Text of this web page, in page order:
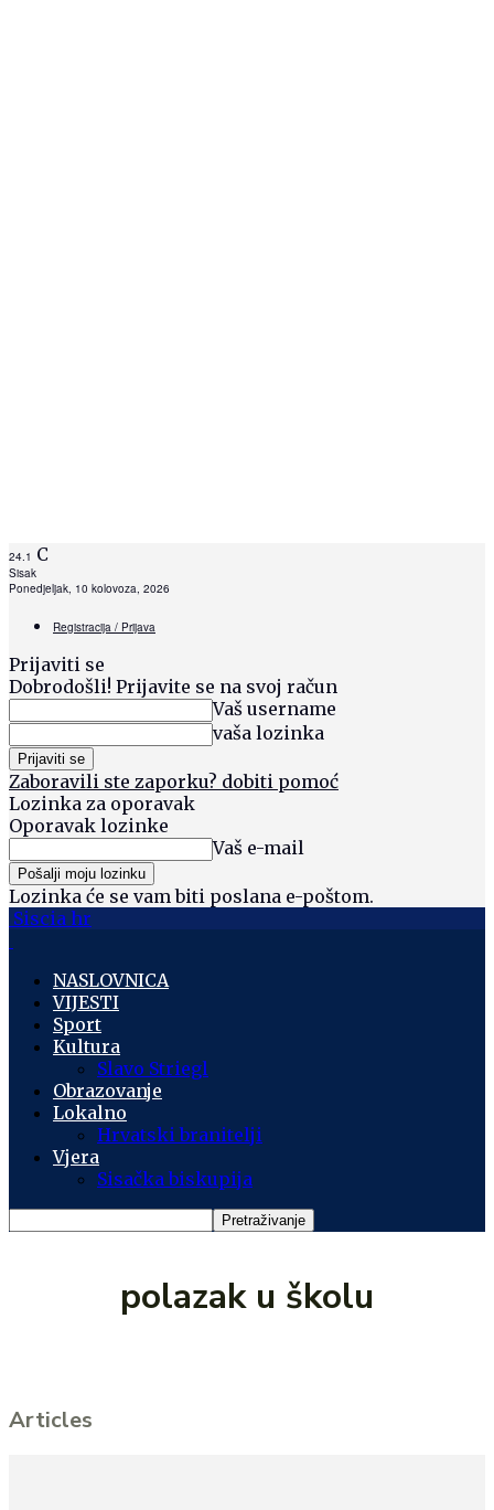
24.1 C
Sisak
Ponedjeljak, 10 kolovoza, 2026
Registracija / Prijava
Prijaviti se
Dobrodošli! Prijavite se na svoj račun
Vaš username
vaša lozinka
Zaboravili ste zaporku? dobiti pomoć
Lozinka za oporavak
Oporavak lozinke
Vaš e-mail
Lozinka će se vam biti poslana e-poštom.
Siscia hr
NASLOVNICA
VIJESTI
Sport
Kultura
Slavo Striegl
Obrazovanje
Lokalno
Hrvatski branitelji
Vjera
Sisačka biskupija
polazak u školu
Articles